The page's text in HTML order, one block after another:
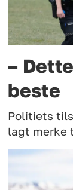
–
beste
Politiets
lagt merke